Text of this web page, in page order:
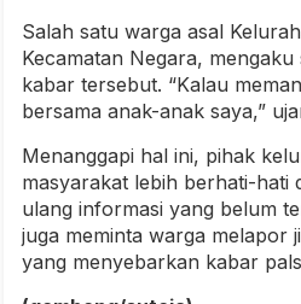
Salah satu warga asal
Kecamatan Negara,
kabar tersebut. “Kalau
bersama anak-anak saya,”
Menanggapi hal ini, pihak
masyarakat lebih berhati-hati
ulang informasi yang belum
juga meminta warga melapor
yang menyebarkan kabar